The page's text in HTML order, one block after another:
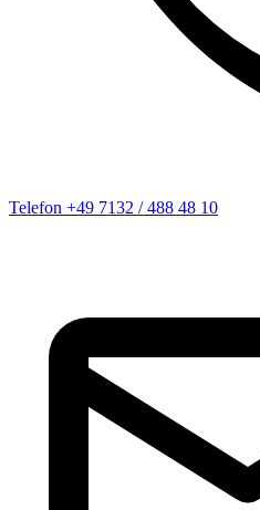
Telefon +49 7132 / 488 48 10